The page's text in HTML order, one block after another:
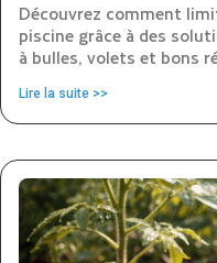
Découvrez comment
piscine grâce à des
à bulles, volets et bons
Lire la suite >>